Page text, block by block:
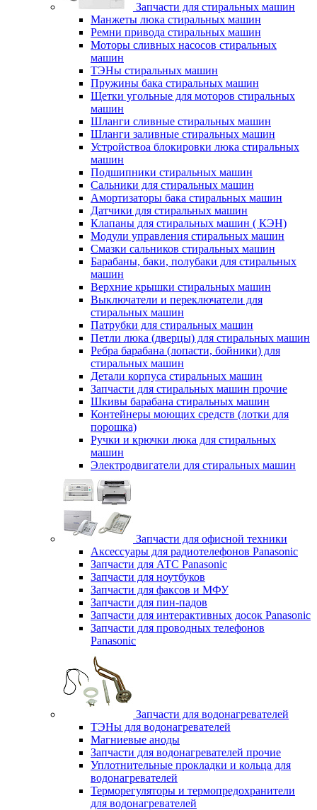
Запчасти для стиральных машин
Манжеты люка стиральных машин
Ремни привода стиральных машин
Моторы сливных насосов стиральных
машин
ТЭНы стиральных машин
Пружины бака стиральных машин
Щетки угольные для моторов стиральных
машин
Шланги сливные стиральных машин
Шланги заливные стиральных машин
Устройствоа блокировки люка стиральных
машин
Подшипники стиральных машин
Сальники для стиральных машин
Амортизаторы бака стиральных машин
Датчики для стиральных машин
Клапаны для стиральных машин ( КЭН)
Модули управления стиральных машин
Смазки сальников стиральных машин
Барабаны, баки, полубаки для стиральных
машин
Верхние крышки стиральных машин
Выключатели и переключатели для
стиральных машин
Патрубки для стиральных машин
Петли люка (дверцы) для стиральных машин
Ребра барабана (лопасти, бойники) для
стиральных машин
Детали корпуса стиральных машин
Запчасти для стиральных машин прочие
Шкивы барабана стиральных машин
Контейнеры моющих средств (лотки для
порошка)
Ручки и крючки люка для стиральных
машин
Электродвигатели для стиральных машин
Запчасти для офисной техники
Аксессуары для радиотелефонов Panasonic
Запчасти для АТС Panasonic
Запчасти для ноутбуков
Запчасти для факсов и МФУ
Запчасти для пин-падов
Запчасти для интерактивных досок Panasonic
Запчасти для проводных телефонов
Panasonic
Запчасти для водонагревателей
ТЭНы для водонагревателей
Магниевые аноды
Запчасти для водонагревателей прочие
Уплотнительные прокладки и кольца для
водонагревателей
Терморегуляторы и термопредохранители
для водонагревателей